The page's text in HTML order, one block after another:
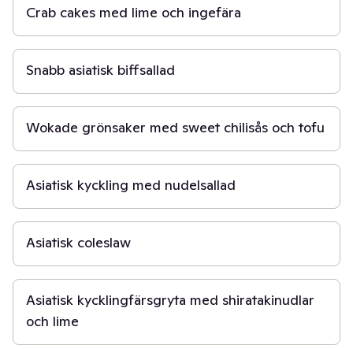
Crab cakes med lime och ingefära
20 min
Snabb asiatisk biffsallad
30 min
Wokade grönsaker med sweet chilisås och tofu
30 min
Asiatisk kyckling med nudelsallad
15 min
Asiatisk coleslaw
20 min
Asiatisk kycklingfärsgryta med shiratakinudlar
och lime
30 min